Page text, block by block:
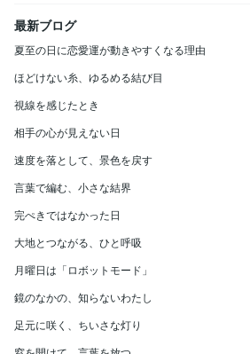
最新ブログ
夏至の日に恋愛運が動きやすくなる理由
ほどけない糸、ゆるめる結び目
視線を感じたとき
相手の心が見えない日
速度を落として、景色を戻す
言葉で編む、小さな結界
完ぺきではなかった日
大地とつながる、ひと呼吸
月曜日は「ロボットモード」
鏡のなかの、知らないわたし
足元に咲く、ちいさな灯り